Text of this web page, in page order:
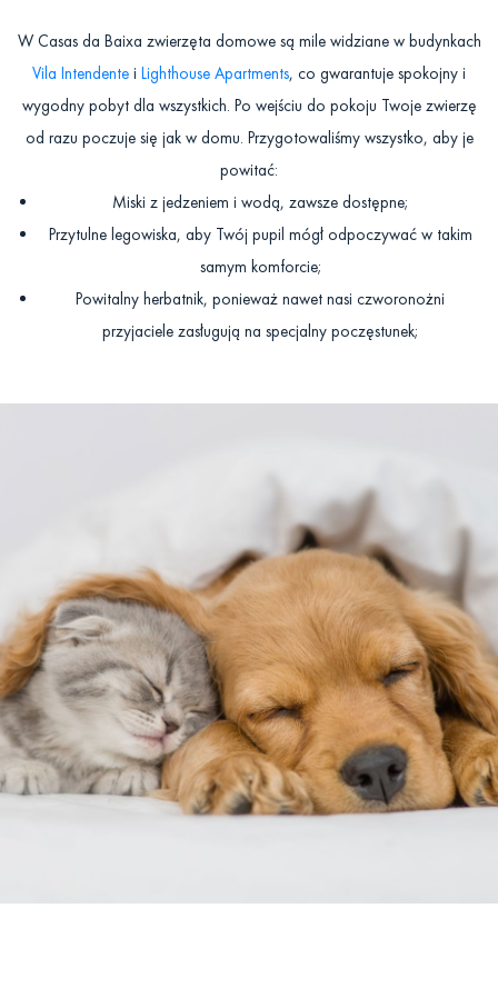
W Casas da Baixa zwierzęta domowe są mile widziane w budynkach
Vila Intendente i Lighthouse Apartments, co gwarantuje spokojny i
wygodny pobyt dla wszystkich. Po wejściu do pokoju Twoje zwierzę
od razu poczuje się jak w domu. Przygotowaliśmy wszystko, aby je
powitać:
Miski z jedzeniem i wodą, zawsze dostępne;
Przytulne legowiska, aby Twój pupil mógł odpoczywać w takim
samym komforcie;
Powitalny herbatnik, ponieważ nawet nasi czworonożni
przyjaciele zasługują na specjalny poczęstunek;